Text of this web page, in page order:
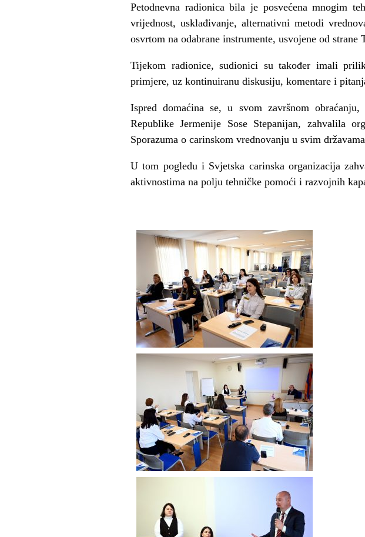
Petodnevna radionica bila je posvećena mnogim
vrijednost, usklađivanje, alternativni metodi
osvrtom na odabrane instrumente, usvojene od
Tijekom radionice, sudionici su također imali
primjere, uz kontinuiranu diskusiju, komentare i
Ispred domaćina se, u svom završnom
Republike Jermenije Sose Stepanijan, zahvalila
Sporazuma o carinskom vrednovanju u svim
U tom pogledu i Svjetska carinska organizacija
aktivnostima na polju tehničke pomoći i razvojnih